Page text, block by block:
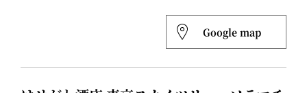
Google map